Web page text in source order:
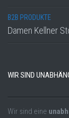
B2B PRODUKTE
Damen Kellner
WIR SIND
Wir sind eine